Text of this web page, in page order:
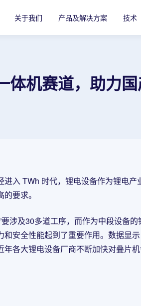
关于我们 产品及解决方案 技术
体机赛道，助力
入 TWh 时代，锂电设备作为锂电产
要求。
涉及30多道工序，而作为中段设备的
安全性能起到了重要作用。数据显
各大锂电设备厂商不断加快对叠片